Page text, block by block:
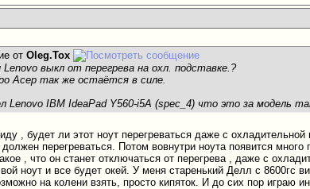
отOleg.Tox
выкл от перегрева на охл. подставке.?
Асер так же остаётся в силе.
Lenovo IBM IdeaPad Y560-i5A (spec_4) что это за модель
, будет ли этот ноут перегреваться даже с
должен перегреваться. Потом вовнутри ноута появится
, что он станет отключаться от перегрева , даже с
ноут и все будет окей. У меня старенький Делл с 8600гс
на колени взять, просто кипяток. И до сих пор играю